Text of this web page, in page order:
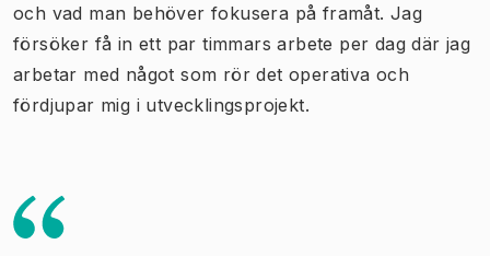
och vad man behöver fokusera på framåt. Jag
försöker få in ett par timmars arbete per dag där jag
arbetar med något som rör det operativa och
fördjupar mig i utvecklingsprojekt.